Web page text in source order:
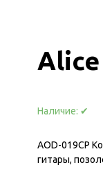
Alice
Наличие: ✔
AOD-019CP
гитары,